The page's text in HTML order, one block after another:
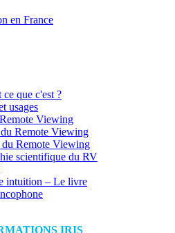
en France
que c'est ?
usages
Viewing
Remote Viewing
Remote Viewing
scientifique du RV
intuition – Le livre
IRIS